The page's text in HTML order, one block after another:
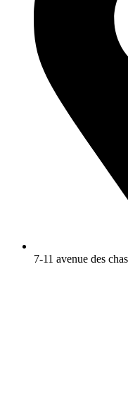
7-11 avenue des